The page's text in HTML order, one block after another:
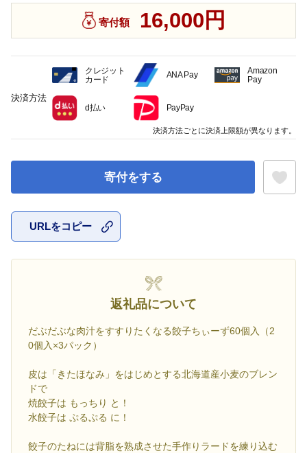
寄付額 16,000円
寄付をする
URLをコピー
返礼品について
だぶだぶな肉汁をすすりたくなる餃子ちぃーず60個入（2
0個入×3パック）
皮は「きたほなみ」をはじめとする北海道産小麦のブレン
ドで
焼餃子は もっちり と！
水餃子は ぷるぷる に！
餃子のたねには背脂を熟成させた手作りラードを練り込む
決済方法
クレジット
カード
ANA Pay
Amazon
Pay
d払い PayPay
決済方法ごとに決済上限額が異なります。